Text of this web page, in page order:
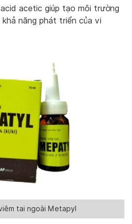
acetic giúp tạo môi trường
năng phát triển của vi
tai ngoài Metapyl